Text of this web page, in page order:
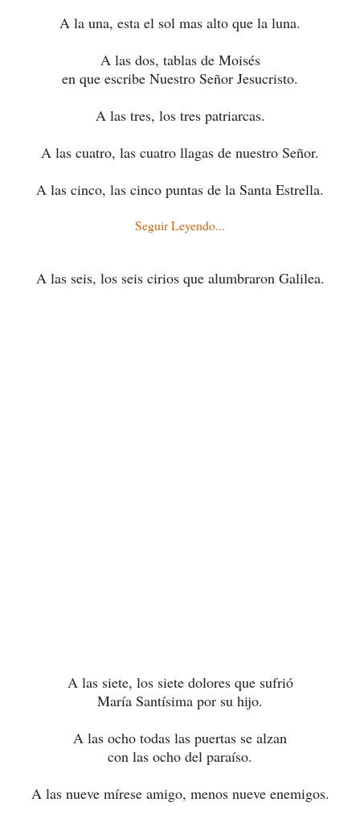
A la una, esta el sol mas alto que la luna.
A las dos, tablas de Moisés
en que escribe Nuestro Señor Jesucristo.
A las tres, los tres patriarcas.
A las cuatro, las cuatro llagas de nuestro Señor.
A las cinco, las cinco puntas de la Santa Estrella.
Seguir Leyendo...
A las seis, los seis cirios que alumbraron Galilea.
A las siete, los siete dolores que sufrió
María Santísima por su hijo.
A las ocho todas las puertas se alzan
con las ocho del paraíso.
A las nueve mírese amigo, menos nueve enemigos.